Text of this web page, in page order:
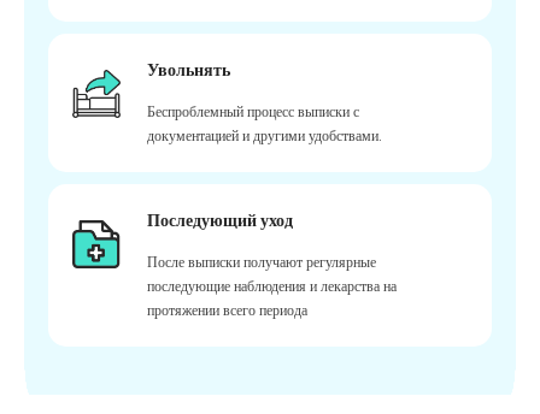
Увольнять
Беспроблемный процесс выписки с
документацией и другими удобствами.
Последующий уход
После выписки получают регулярные
последующие наблюдения и лекарства на
протяжении всего периода